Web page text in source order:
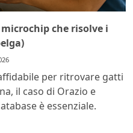
che risolve i
per ritrovare gatti
il caso di Orazio e
è essenziale.